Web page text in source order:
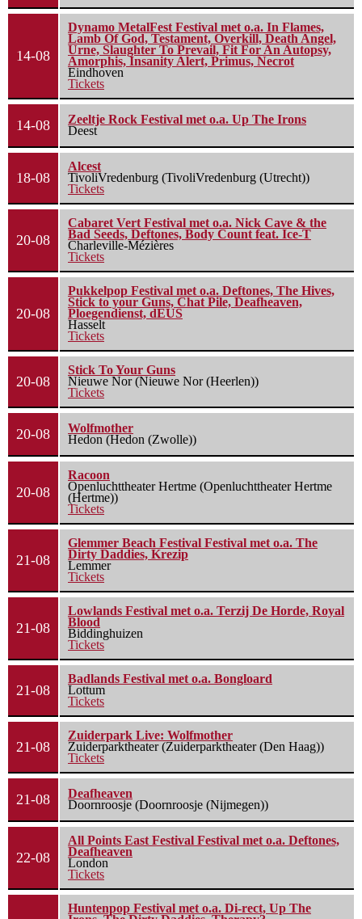
14-08
Dynamo MetalFest Festival met o.a. In Flames,
Lamb Of God, Testament, Overkill, Death Angel,
Urne, Slaughter To Prevail, Fit For An Autopsy,
Amorphis, Insanity Alert, Primus, Necrot
Eindhoven
Tickets
14-08
Zeeltje Rock Festival met o.a. Up The Irons
Deest
18-08
Alcest
TivoliVredenburg (TivoliVredenburg (Utrecht))
Tickets
20-08
Cabaret Vert Festival met o.a. Nick Cave & the
Bad Seeds, Deftones, Body Count feat. Ice-T
Charleville-Mézières
Tickets
20-08
Pukkelpop Festival met o.a. Deftones, The Hives,
Stick to your Guns, Chat Pile, Deafheaven,
Ploegendienst, dEUS
Hasselt
Tickets
20-08
Stick To Your Guns
Nieuwe Nor (Nieuwe Nor (Heerlen))
Tickets
20-08
Wolfmother
Hedon (Hedon (Zwolle))
20-08
Racoon
Openluchttheater Hertme (Openluchttheater Hertme
(Hertme))
Tickets
21-08
Glemmer Beach Festival Festival met o.a. The
Dirty Daddies, Krezip
Lemmer
Tickets
21-08
Lowlands Festival met o.a. Terzij De Horde, Royal
Blood
Biddinghuizen
Tickets
21-08
Badlands Festival met o.a. Bongloard
Lottum
Tickets
21-08
Zuiderpark Live: Wolfmother
Zuiderparktheater (Zuiderparktheater (Den Haag))
Tickets
21-08
Deafheaven
Doornroosje (Doornroosje (Nijmegen))
22-08
All Points East Festival Festival met o.a. Deftones,
Deafheaven
London
Tickets
Huntenpop Festival met o.a. Di-rect, Up The